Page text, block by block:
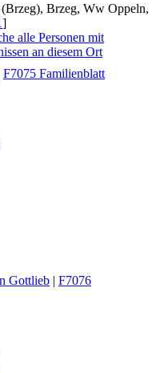
Brzeg, Ww Oppeln,
]
F7075 Familienblatt
Gottlieb | F7076